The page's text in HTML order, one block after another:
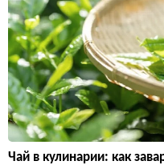
Чай в кулинарии: как